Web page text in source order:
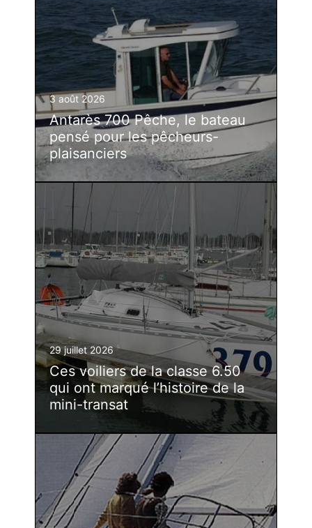
3 août 2026
Antarès 700 Pêche, le bateau
pensé pour les pêcheurs-
plaisanciers
29 juillet 2026
Ces voiliers de la classe 6.50
qui ont marqué l’histoire de la
mini-transat